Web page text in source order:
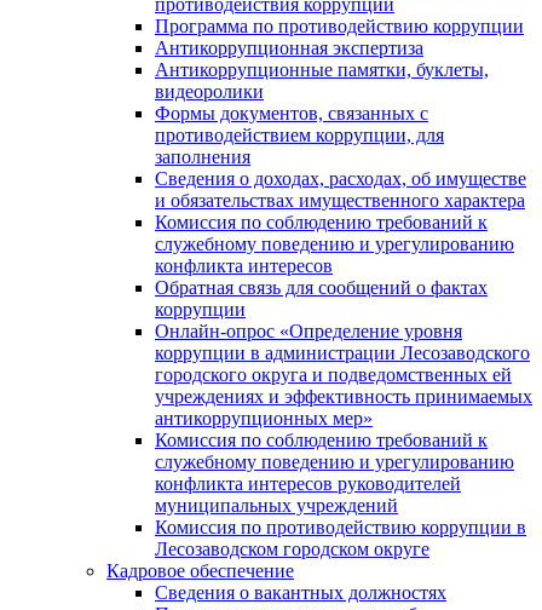
противодействия коррупции
Программа по противодействию коррупции
Антикоррупционная экспертиза
Антикоррупционные памятки, буклеты,
видеоролики
Формы документов, связанных с
противодействием коррупции, для
заполнения
Сведения о доходах, расходах, об имуществе
и обязательствах имущественного характера
Комиссия по соблюдению требований к
служебному поведению и урегулированию
конфликта интересов
Обратная связь для сообщений о фактах
коррупции
Онлайн-опрос «Определение уровня
коррупции в администрации Лесозаводского
городского округа и подведомственных ей
учреждениях и эффективность принимаемых
антикоррупционных мер»
Комиссия по соблюдению требований к
служебному поведению и урегулированию
конфликта интересов руководителей
муниципальных учреждений
Комиссия по противодействию коррупции в
Лесозаводском городском округе
Кадровое обеспечение
Сведения о вакантных должностях